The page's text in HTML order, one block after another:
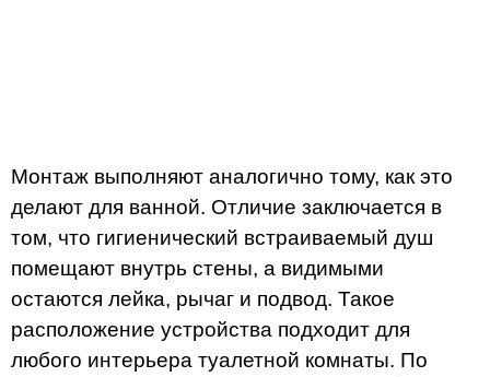
Монтаж выполняют аналогично тому, как это
делают для ванной. Отличие заключается в
том, что гигиенический встраиваемый душ
помещают внутрь стены, а видимыми
остаются лейка, рычаг и подвод. Такое
расположение устройства подходит для
любого интерьера туалетной комнаты. По